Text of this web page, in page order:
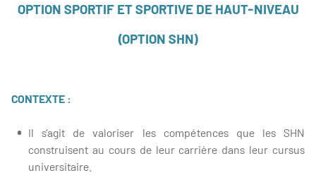
OPTION SPORTIF ET SPORTIVE DE HAUT-NIVEAU
(OPTION SHN)
CONTEXTE :
Il s’agit de valoriser les compétences que les SHN
construisent au cours de leur carrière dans leur cursus
universitaire.